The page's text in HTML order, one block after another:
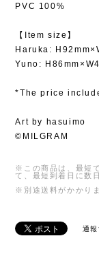
PVC 100%
【Item size】
Haruka:
Yuno:
*The price
Art by hasuimo
©MILGRAM
※この商品は、最短
て、最短到着日に数
※別途送料がかかりま
通報